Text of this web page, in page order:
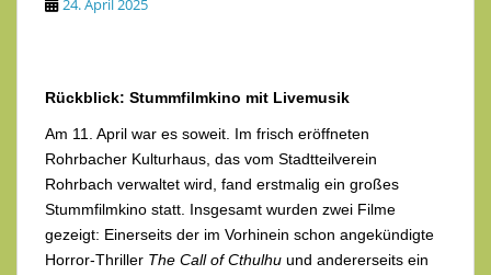
24. April 2025
Rückblick: Stummfilmkino mit Livemusik
Am 11. April war es soweit. Im frisch eröffneten
Rohrbacher Kulturhaus, das vom Stadtteilverein
Rohrbach verwaltet wird, fand erstmalig ein großes
Stummfilmkino statt. Insgesamt wurden zwei Filme
gezeigt: Einerseits der im Vorhinein schon angekündigte
Horror-Thriller The Call of Cthulhu und andererseits ein